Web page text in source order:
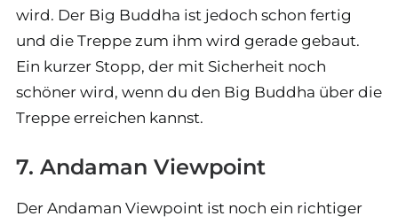
wird. Der Big Buddha ist jedoch schon fertig
und die Treppe zum ihm wird gerade gebaut.
Ein kurzer Stopp, der mit Sicherheit noch
schöner wird, wenn du den Big Buddha über die
Treppe erreichen kannst.
7. Andaman Viewpoint
Der Andaman Viewpoint ist noch ein richtiger